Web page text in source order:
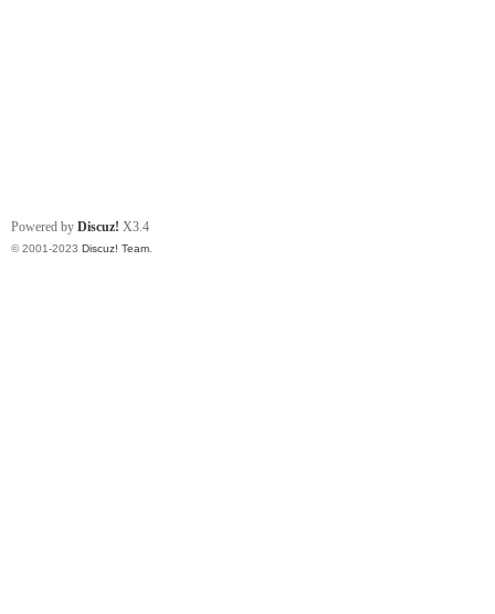
Powered by Discuz! X3.4
© 2001-2023 Discuz! Team